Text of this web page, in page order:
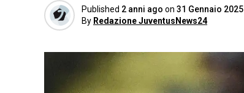
Published 2 anni ago on 31 Gennaio 2025
By Redazione JuventusNews24